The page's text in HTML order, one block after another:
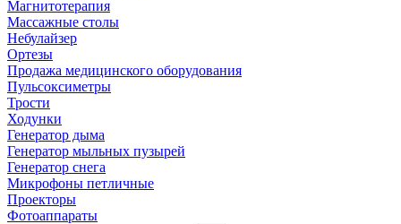
Магнитотерапия
Массажные столы
Небулайзер
Ортезы
Продажа медицинского оборудования
Пульсоксиметры
Трости
Ходунки
Генератор дыма
Генератор мыльных пузырей
Генератор снега
Микрофоны петличные
Проекторы
Фотоаппараты